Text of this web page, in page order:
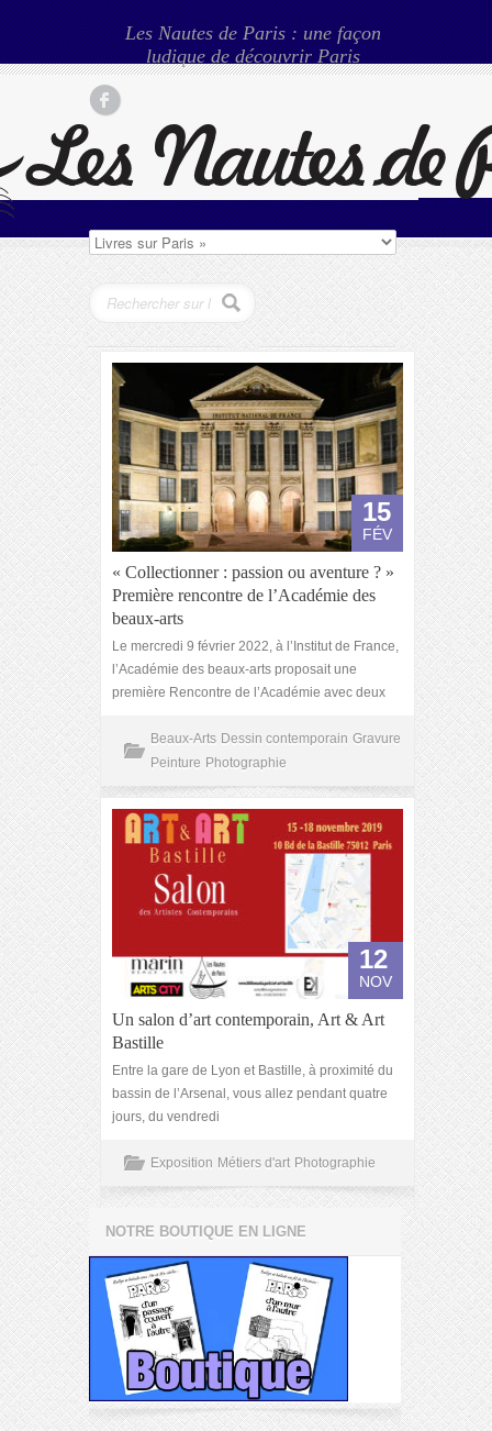
Les Nautes de Paris : une façon
ludique de découvrir Paris
15
FÉV
« Collectionner : passion ou aventure ? »
Première rencontre de l’Académie des
beaux-arts
Le mercredi 9 février 2022, à l’Institut de France,
l’Académie des beaux-arts proposait une
première Rencontre de l’Académie avec deux
Beaux-Arts Dessin contemporain Gravure
Peinture Photographie
12
NOV
Un salon d’art contemporain, Art & Art
Bastille
Entre la gare de Lyon et Bastille, à proximité du
bassin de l’Arsenal, vous allez pendant quatre
jours, du vendredi
Exposition Métiers d'art Photographie
NOTRE BOUTIQUE EN LIGNE